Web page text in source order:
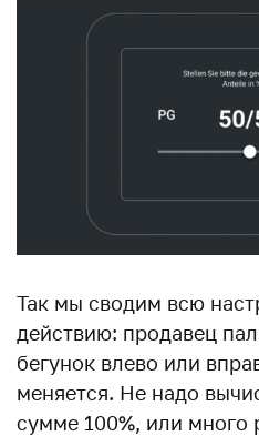
Так мы сводим всю
действию: продавец
бегунок влево или
меняется. Не надо
сумме 100%, или